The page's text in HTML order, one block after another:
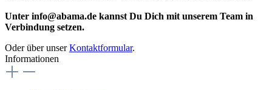
Unter info@abama.de kannst Du Dich mit unserem Team in
Verbindung setzen.
Oder über unserKontaktformular.
Informationen